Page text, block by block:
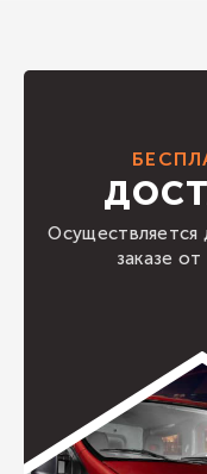
Осуществляется
заказе